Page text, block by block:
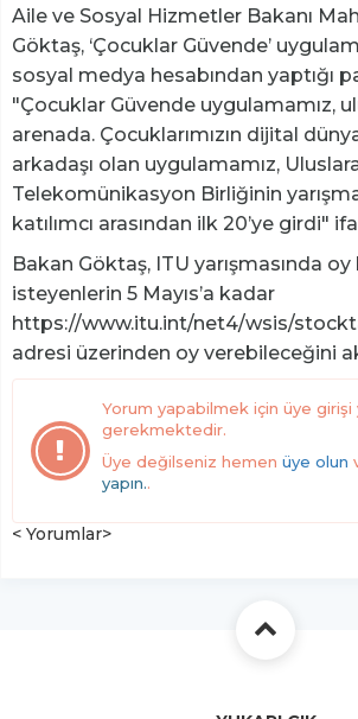
Aile ve Sosyal Hizmetler Bakanı
Göktaş, ‘Çocuklar Güvende’
sosyal medya hesabından yaptığı
"Çocuklar Güvende uygulamamız,
arenada. Çocuklarımızın dijital
arkadaşı olan uygulamamız,
Telekomünikasyon Birliğinin
katılımcı arasından ilk 20’ye girdi"
Bakan Göktaş, ITU yarışmasında
isteyenlerin 5 Mayıs’a kadar
https://www.itu.int/net4/wsis/
adresi üzerinden oy verebileceğini
Yorum yapabilmek için üye girişi
gerekmektedir.
Üye değilseniz hemen üye olun
yapın..
< Yorumlar>